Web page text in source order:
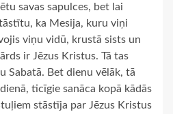
savas sapulces, bet lai
ka Mesija, kuru viņi
viņu vidū, krustā sists un
ir Jēzus Kristus. Tā tas
Sabatā. Bet dienu vēlāk, tā
ticīgie sanāca kopā kādās
stāstīja par Jēzus Kristus